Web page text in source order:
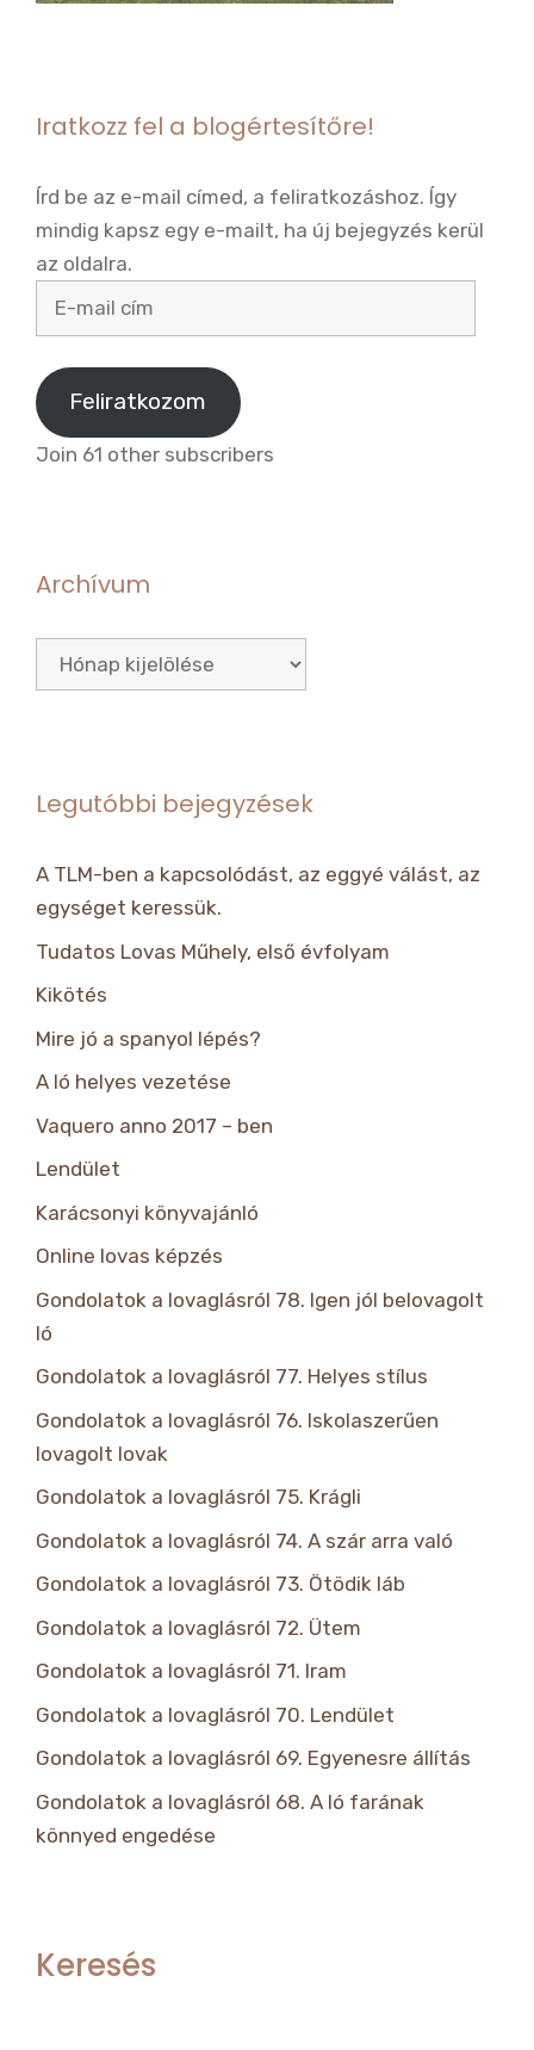
Iratkozz fel a blogértesítőre!
Írd be az e-mail címed, a feliratkozáshoz. Így
mindig kapsz egy e-mailt, ha új bejegyzés kerül
az oldalra.
mail
cím
Feliratkozom
Join 61 other subscribers
Archívum
Archívum
Legutóbbi bejegyzések
A TLM-ben a kapcsolódást, az eggyé válást, az
egységet keressük.
Tudatos Lovas Műhely, első évfolyam
Kikötés
Mire jó a spanyol lépés?
A ló helyes vezetése
Vaquero anno 2017 – ben
Lendület
Karácsonyi könyvajánló
Online lovas képzés
Gondolatok a lovaglásról 78. Igen jól belovagolt
ló
Gondolatok a lovaglásról 77. Helyes stílus
Gondolatok a lovaglásról 76. Iskolaszerűen
lovagolt lovak
Gondolatok a lovaglásról 75. Krágli
Gondolatok a lovaglásról 74. A szár arra való
Gondolatok a lovaglásról 73. Ötödik láb
Gondolatok a lovaglásról 72. Ütem
Gondolatok a lovaglásról 71. Iram
Gondolatok a lovaglásról 70. Lendület
Gondolatok a lovaglásról 69. Egyenesre állítás
Gondolatok a lovaglásról 68. A ló farának
könnyed engedése
Keresés